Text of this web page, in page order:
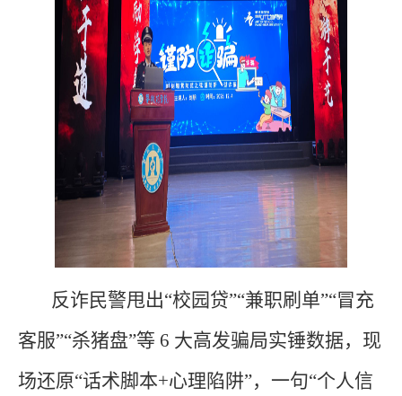
反诈民警甩出“校园贷”“兼职刷单”“冒充
客服”“杀猪盘”等 6 大高发骗局实锤数据，现
场还原“话术脚本+心理陷阱”，一句“个人信